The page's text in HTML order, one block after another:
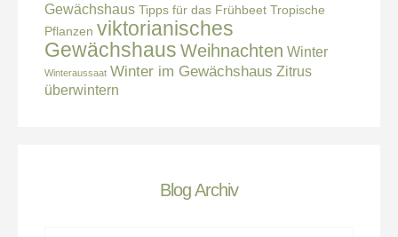
Gewächshaus Tipps für das Frühbeet Tropische
Pflanzen viktorianisches
Gewächshaus Weihnachten Winter
Winteraussaat Winter im Gewächshaus Zitrus
überwintern
Blog Archiv